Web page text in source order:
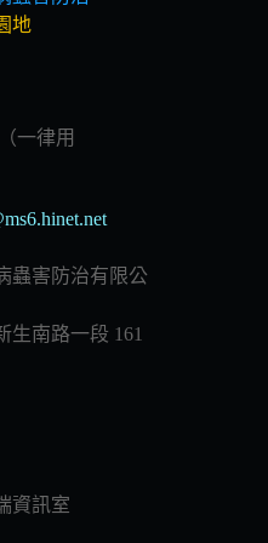
地
（一律用
蟲害防治有限公
生南路一段 161
資訊室